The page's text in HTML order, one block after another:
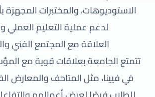
الاستوديوهات، والمختبرات المجهزة
لدعم عملية التعليم العملي
العلاقة مع المجتمع الفني
تتمتع الجامعة بعلاقات قوية مع
في فيينا، مثل المتاحف والمعارض